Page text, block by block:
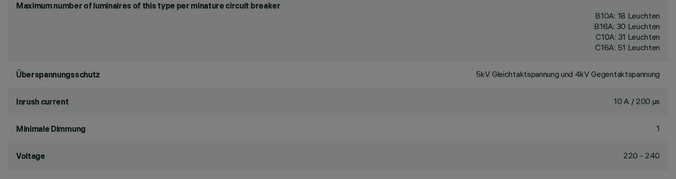
Maximum number of luminaires of this type per minature circuit breaker
B10A: 18 Leuchten
B16A: 30 Leuchten
C10A: 31 Leuchten
C16A: 51 Leuchten
Überspannungsschutz 5kV Gleichtaktspannung und 4kV Gegentaktspannung
Inrush current 10 A / 200 µs
Minimale Dimmung 1
Voltage 220 - 240